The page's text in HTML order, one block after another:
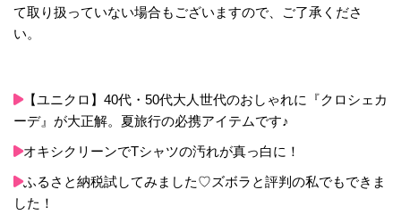
て取り扱っていない場合もございますので、ご了承くださ
い。
【ユニクロ】40代・50代大人世代のおしゃれに『クロシェカ
ーデ』が大正解。夏旅行の必携アイテムです♪
オキシクリーンでTシャツの汚れが真っ白に！
ふるさと納税試してみました♡ズボラと評判の私でもできま
した！